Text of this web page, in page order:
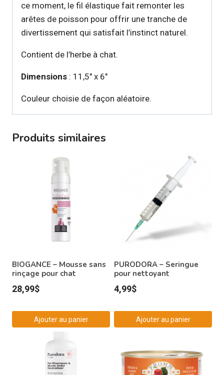
ce moment, le fil élastique fait remonter les
arêtes de poisson pour offrir une tranche de
divertissement qui satisfait l’instinct naturel.
Contient de l’herbe à chat.
Dimensions : 11,5″ x 6″
Couleur choisie de façon aléatoire.
Produits similaires
BIOGANCE – Mousse sans
rinçage pour chat
28,99$
Ajouter au panier
PURODORA – Seringue
pour nettoyant
4,99$
Ajouter au panier